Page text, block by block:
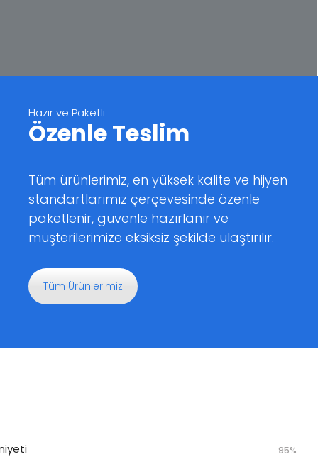
Hazır ve Paketli
Özenle Teslim
Tüm ürünlerimiz, en yüksek kalite ve hijyen
standartlarımız çerçevesinde özenle
paketlenir, güvenle hazırlanır ve
müşterilerimize eksiksiz şekilde ulaştırılır.
Tüm Ürünlerimiz
95%